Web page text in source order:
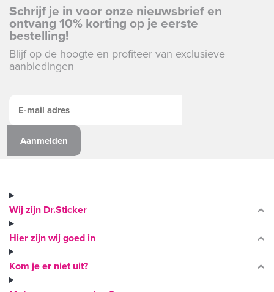
Schrijf je in voor onze nieuwsbrief en
ontvang 10% korting op je eerste
bestelling!
Blijf op de hoogte en profiteer van exclusieve
aanbiedingen
Wij zijn Dr.Sticker
Hier zijn wij goed in
Kom je er niet uit?